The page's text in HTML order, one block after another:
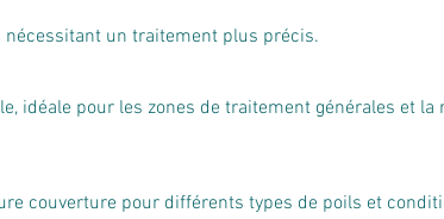
un traitement plus précis.
idéale pour les zones de traitement générales et
couverture pour différents types de poils et